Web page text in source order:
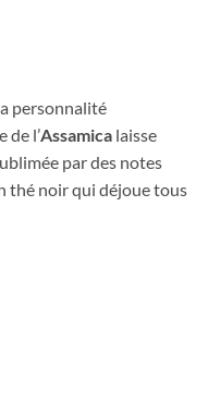
personnalité
de l’Assamica laisse
par des notes
thé noir qui déjoue tous